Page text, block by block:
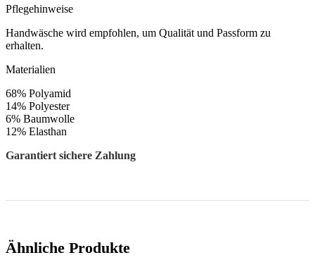
Pflegehinweise
Handwäsche wird empfohlen, um Qualität und Passform zu
erhalten.
Materialien
68% Polyamid
14% Polyester
6% Baumwolle
12% Elasthan
Garantiert sichere Zahlung
Ähnliche Produkte